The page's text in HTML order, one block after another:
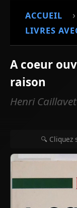
ACCUEIL ›
LIVRES
A coeur
raison
Henri Caillavet
🔍